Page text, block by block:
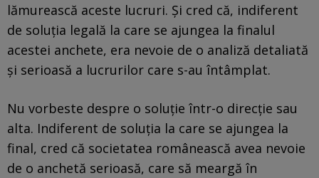
lămurească aceste lucruri. Și cred că, indiferent
de soluția legală la care se ajungea la finalul
acestei anchete, era nevoie de o analiză detaliată
și serioasă a lucrurilor care s-au întâmplat.
Nu vorbeste despre o soluție într-o direcție sau
alta. Indiferent de soluția la care se ajungea la
final, cred că societatea românească avea nevoie
de o anchetă serioasă, care să meargă în